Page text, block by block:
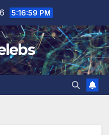
5:16:59 PM